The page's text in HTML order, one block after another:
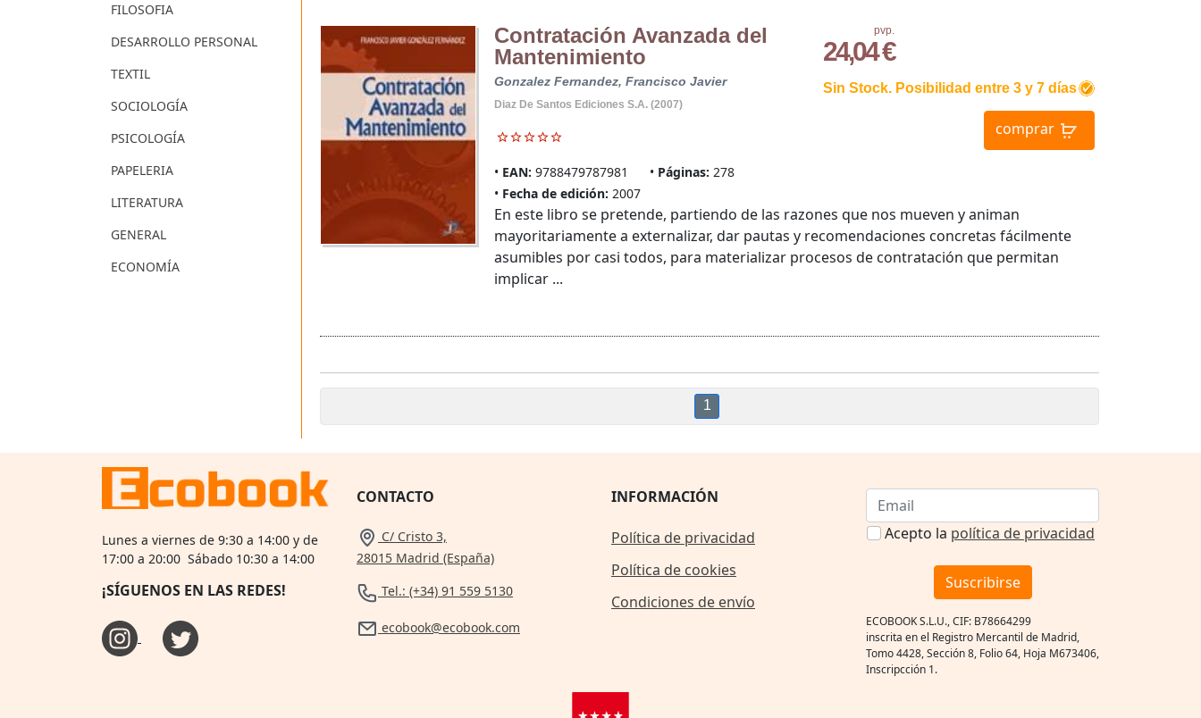
FILOSOFIA
DESARROLLO PERSONAL
TEXTIL
SOCIOLOGÍA
PSICOLOGÍA
PAPELERIA
LITERATURA
GENERAL
ECONOMÍA
Contratación Avanzada del
Mantenimiento
Gonzalez Fernandez, Francisco Javier
Diaz De Santos Ediciones S.A. (2007)
EAN: 9788479787981 Páginas: 278
Fecha de edición: 2007
pvp.
24,04 €
Sin Stock. Posibilidad entre 3 y 7 días
comprar
En este libro se pretende, partiendo de las razones que nos mueven y animan
mayoritariamente a externalizar, dar pautas y recomendaciones concretas fácilmente
asumibles por casi todos, para materializar procesos de contratación que permitan
implicar ...
1
Lunes a viernes de 9:30 a 14:00 y de
17:00 a 20:00 Sábado 10:30 a 14:00
¡SÍGUENOS EN LAS REDES!
CONTACTO
C/ Cristo 3,
28015 Madrid (España)
Tel.: (+34) 91 559 5130
ecobook@ecobook.com
INFORMACIÓN
Política de privacidad
Política de cookies
Condiciones de envío
Acepto la política de privacidad
Suscribirse
ECOBOOK S.L.U., CIF: B78664299
inscrita en el Registro Mercantil de Madrid,
Tomo 4428, Sección 8, Folio 64, Hoja M673406,
Inscripcción 1.